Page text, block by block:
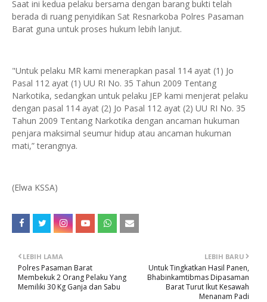
Saat ini kedua pelaku bersama dengan barang bukti telah
berada di ruang penyidikan Sat Resnarkoba Polres Pasaman
Barat guna untuk proses hukum lebih lanjut.
"Untuk pelaku MR kami menerapkan pasal 114 ayat (1) Jo
Pasal 112 ayat (1) UU RI No. 35 Tahun 2009 Tentang
Narkotika, sedangkan untuk pelaku JEP kami menjerat pelaku
dengan pasal 114 ayat (2) Jo Pasal 112 ayat (2) UU RI No. 35
Tahun 2009 Tentang Narkotika dengan ancaman hukuman
penjara maksimal seumur hidup atau ancaman hukuman
mati,” terangnya.
(Elwa KSSA)
LEBIH BARU
Untuk Tingkatkan Hasil Panen,
Bhabinkamtibmas Dipasaman
Barat Turut Ikut Kesawah
Menanam Padi
LEBIH LAMA
Polres Pasaman Barat
Membekuk 2 Orang Pelaku Yang
Memiliki 30 Kg Ganja dan Sabu